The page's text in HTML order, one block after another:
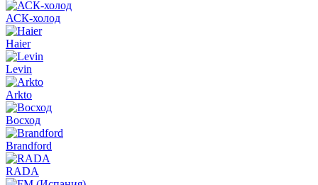
АСК-холод
Haier
Levin
Arkto
Восход
Brandford
RADA